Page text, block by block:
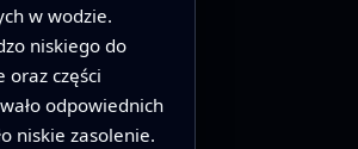
w wodzie.
niskiego do
oraz części
odpowiednich
niskie zasolenie.